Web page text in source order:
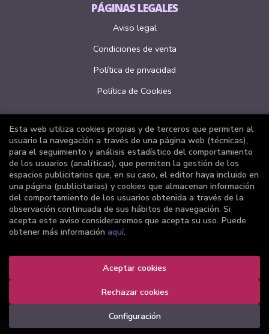
PÁGINAS LEGALES
Aviso legal
Condiciones de venta
Política de privacidad
Política de Cookies
ATENCIÓN AL CLIENTE
Quiénes somos
Pedidos especiales
Formulario de desistimiento
Librería Joker. Todos los Derechos Reservados |
Esta web utiliza cookies propias y de terceros que permiten al
usuario la navegación a través de una página web (técnicas),
para el seguimiento y análisis estadístico del comportamiento
de los usuarios (analíticas), que permiten la gestión de los
espacios publicitarios que, en su caso, el editor haya incluido en
una página (publicitarias) y cookies que almacenan información
del comportamiento de los usuarios obtenida a través de la
observación continuada de sus hábitos de navegación. Si
acepta este aviso consideraremos que acepta su uso. Puede
obtener más información aquí.
Configuración
Rechazar cookies
Aceptar cookies